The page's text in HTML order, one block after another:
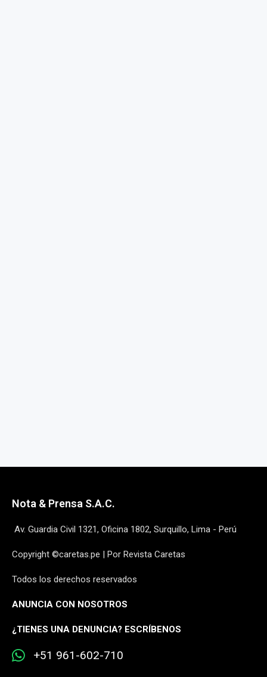
Nota & Prensa S.A.C.
Av. Guardia Civil 1321, Oficina 1802, Surquillo, Lima - Perú
Copyright ©caretas.pe | Por Revista Caretas
Todos los derechos reservados
ANUNCIA CON NOSOTROS
¿TIENES UNA DENUNCIA? ESCRÍBENOS
+51 961-602-710